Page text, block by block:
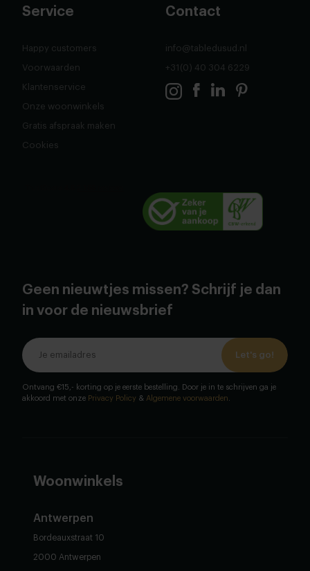
Service
Happy customers
Voorwaarden
Klantenservice
Onze woonwinkels
Gratis afspraak maken
Cookies
Contact
info@tabledusud.nl
+31(0) 40 304 6229
Geen nieuwtjes missen? Schrijf je dan
in voor de nieuwsbrief
Let's go!
Ontvang €15,- korting op je eerste bestelling. Door je in te schrijven ga je
akkoord met onze Privacy Policy & Algemene voorwaarden
Woonwinkels
Antwerpen
Bordeauxstraat 10
2000 Antwerpen